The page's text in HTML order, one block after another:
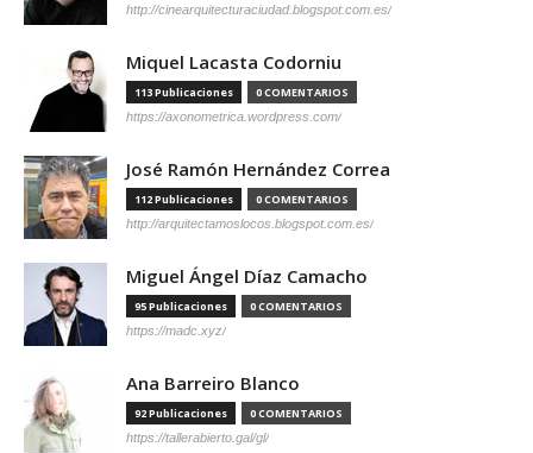
http://cinearquitecturaciudad.blogspot.com.es/
Miquel Lacasta Codorniu
113 Publicaciones 0 COMENTARIOS
https://axonometrica.wordpress.com/
José Ramón Hernández Correa
112 Publicaciones 0 COMENTARIOS
http://arquitectamoslocos.blogspot.com.es/
Miguel Ángel Díaz Camacho
95 Publicaciones 0 COMENTARIOS
https://madc.xyz/
Ana Barreiro Blanco
92 Publicaciones 0 COMENTARIOS
https://tallerabierto.gal/gl/